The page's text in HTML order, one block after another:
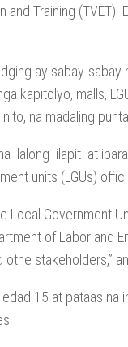
Training (TVET)
ay sabay-
kapitolyo, malls,
na madaling
lalong ilapit at
units (LGUs)
Government
of Labor and
stakeholders,”
15 at pataas